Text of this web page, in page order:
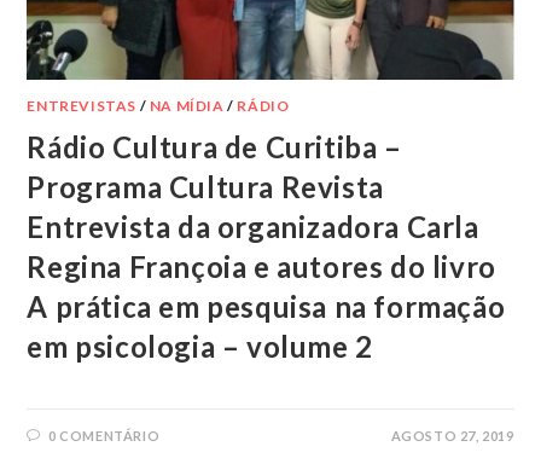
ENTREVISTAS / NA MÍDIA / RÁDIO
Rádio Cultura de Curitiba –
Programa Cultura Revista
Entrevista da organizadora Carla
Regina Françoia e autores do livro
A prática em pesquisa na formação
em psicologia – volume 2
0 COMENTÁRIO AGOSTO 27, 2019